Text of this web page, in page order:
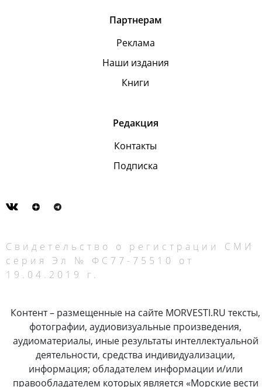
Партнерам
Реклама
Наши издания
Книги
Редакция
Контакты
Подписка
Свидетельство о регистрации СМИ
серия Эл № ФС77-75510 от
19.04.2019 г.
Контент – размещенные на сайте MORVESTI.RU тексты,
фотографии, аудиовизуальные произведения,
аудиоматериалы, иные результаты интеллектуальной
деятельности, средства индивидуализации,
информация; обладателем информации и/или
правообладателем которых является «Морские вести